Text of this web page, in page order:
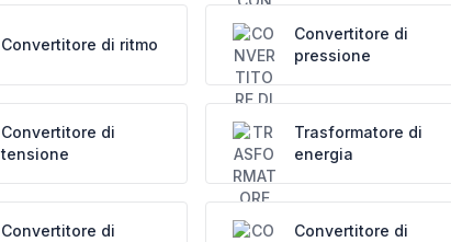
Convertitore di ritmo
Convertitore di
pressione
Convertitore di
tensione
Trasformatore di
energia
Convertitore di
Convertitore di